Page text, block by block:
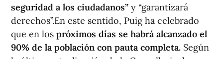
seguridad a los ciudadanos” y “garantizará
derechos”.En este sentido, Puig ha celebrado
que en los próximos días se habrá alcanzado el
90% de la población con pauta completa. Según